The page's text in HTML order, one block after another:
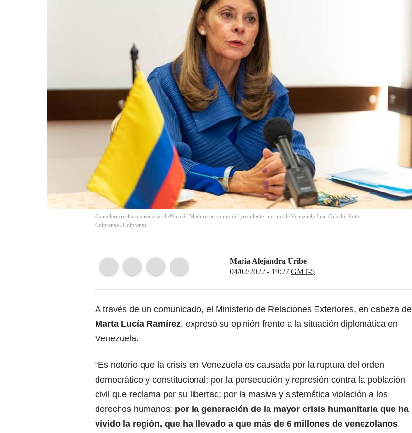
Cancillería rechaza amenazas de Nicolás Maduro en contra del presidente interino de Venezuela Juan Guaidó. Foto:
Colprensa / Colprensa
Maria Alejandra Uribe
04/02/2022 - 19:27 GMT-5
A través de un comunicado, el Ministerio de Relaciones Exteriores, en cabeza de
Marta Lucía Ramírez, expresó su opinión frente a la situación diplomática en
Venezuela.
“Es notorio que la crisis en Venezuela es causada por la ruptura del orden
democrático y constitucional; por la persecución y represión contra la población
civil que reclama por su libertad; por la masiva y sistemática violación a los
derechos humanos; por la generación de la mayor crisis humanitaria que ha
vivido la región, que ha llevado a que más de 6 millones de venezolanos